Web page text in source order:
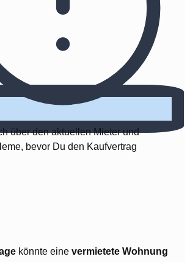
über den aktuellen Mieter und
bevor Du den Kaufvertrag
könnte eine vermietete Wohnung